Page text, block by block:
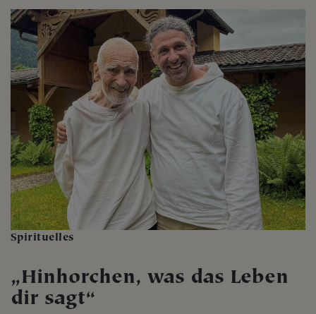
Spirituelles
„Hinhorchen, was das Leben
dir sagt“